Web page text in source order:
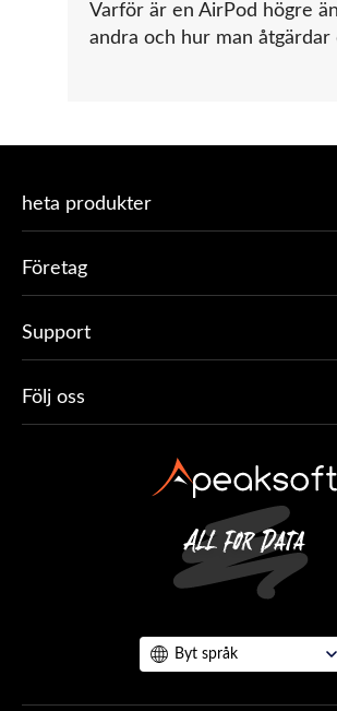
Varför är en AirPod högre
andra och hur man åtgärdar
heta produkter
Företag
Support
Följ oss
Byt språk